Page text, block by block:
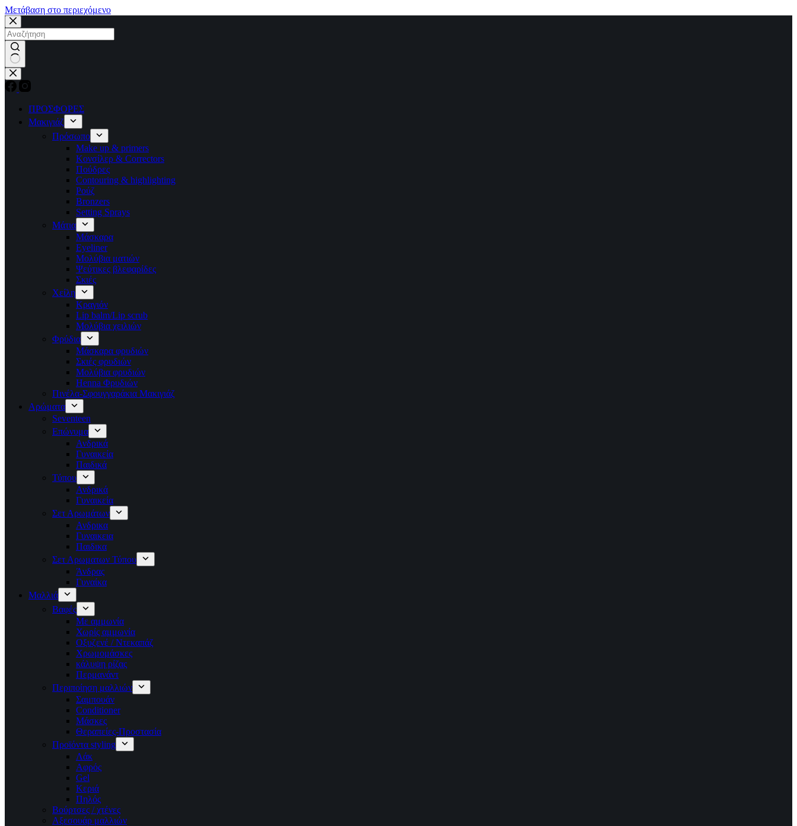
Μετάβαση στο περιεχόμενο
No
results
ΠΡΟΣΦΟΡΕΣ
Μακιγιάζ
Πρόσωπο
Make up & primers
Κονσίλερ & Correctors
Πούδρες
Contouring & highlighting
Ρούζ
Bronzers
Setting Sprays
Μάτια
Μάσκαρα
Eyeliner
Μολύβια ματιών
Ψεύτικες βλεφαρίδες
Σκιές
Χείλη
Κραγιόν
Lip balm/Lip scrub
Μολύβια χειλιών
Φρύδια
Μάσκαρα φρυδιών
Σκιές φρυδιών
Μολύβια φρυδιών
Henna Φρυδιών
Πινέλα-Σφουγγαράκια Μακιγιάζ
Αρώματα
Seventeen
Επώνυμα
Ανδρικά
Γυναικεία
Παιδικά
Τύπου
Ανδρικά
Γυναικεία
Σετ Αρωμάτων
Ανδρικα
Γυναικεια
Παιδικα
Σετ Αρωματων Τύπου
Άνδρας
Γυναίκα
Μαλλιά
Βαφές
Με αμμωνία
Χωρίς αμμωνία
Οξυζενέ / Ντεκαπάζ
Χρωμομάσκες
κάλυψη ρίζας
Περμανάντ
Περιποίηση μαλλιών
Σαμπουάν
Conditioner
Μάσκες
Θεραπείες-Προστασία
Προϊόντα styling
Λάκ
Αφρός
Gel
Κεριά
Πηλός
Βούρτσες / χτένες
Αξεσουάρ μαλλιών